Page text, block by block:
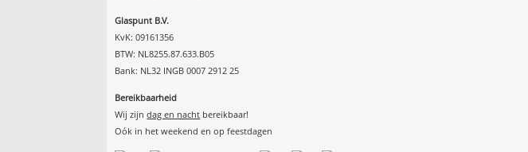
Glaspunt B.V.
KvK: 09161356
BTW: NL8255.87.633.B05
Bank: NL32 INGB 0007 2912 25
Bereikbaarheid
Wij zijndag en nacht bereikbaar!
Oók in het weekend en op feestdagen